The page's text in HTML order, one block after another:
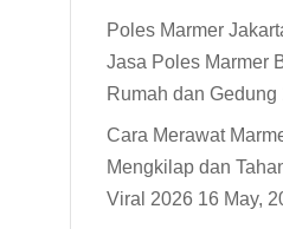
Poles Marmer
Jasa Poles Marmer
Rumah dan Gedung
Cara Merawat
Mengkilap dan
Viral 2026 16 May,